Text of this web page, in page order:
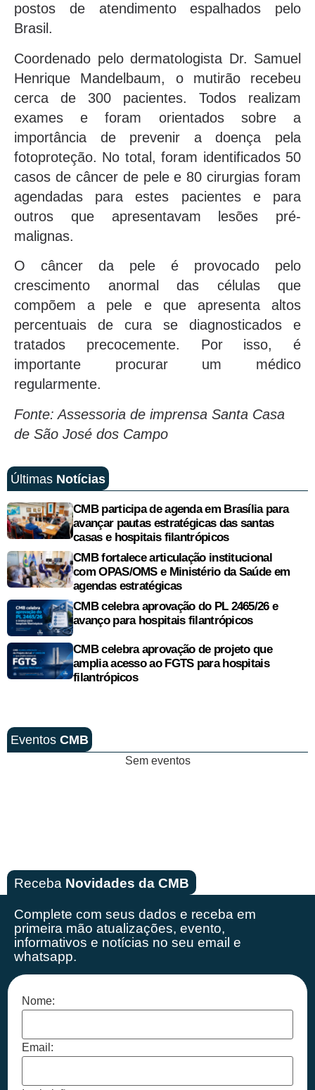
postos de atendimento espalhados pelo
Brasil.
Coordenado pelo dermatologista Dr. Samuel
Henrique Mandelbaum, o mutirão recebeu
cerca de 300 pacientes. Todos realizam
exames e foram orientados sobre a
importância de prevenir a doença pela
fotoproteção. No total, foram identificados 50
casos de câncer de pele e 80 cirurgias foram
agendadas para estes pacientes e para
outros que apresentavam lesões pré-
malignas.
O câncer da pele é provocado pelo
crescimento anormal das células que
compõem a pele e que apresenta altos
percentuais de cura se diagnosticados e
tratados precocemente. Por isso, é
importante procurar um médico
regularmente.
Fonte: Assessoria de imprensa Santa Casa
de São José dos Campo
Últimas Notícias
CMB participa de agenda em Brasília para
avançar pautas estratégicas das santas
casas e hospitais filantrópicos
CMB fortalece articulação institucional
com OPAS/OMS e Ministério da Saúde em
agendas estratégicas
CMB celebra aprovação do PL 2465/26 e
avanço para hospitais filantrópicos
CMB celebra aprovação de projeto que
amplia acesso ao FGTS para hospitais
filantrópicos
Eventos CMB
Sem eventos
Receba Novidades da CMB
Complete com seus dados e receba em
primeira mão atualizações, evento,
informativos e notícias no seu email e
whatsapp.
Nome:
Email: